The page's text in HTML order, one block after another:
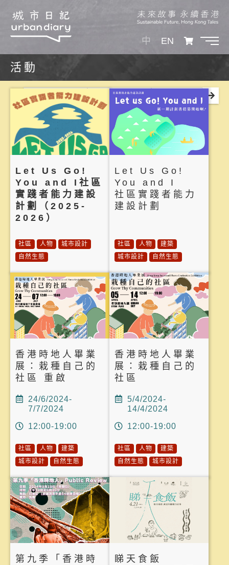
中 EN
活動
分類 專題系列 年份
Let Us Go!
You and I社區
實踐者能力建設
計劃（2025-
2026）
社區 人物
城市設計
自然生態
Let Us Go!
You and I
社區實踐者能力
建設計劃
社區 人物
建築
城市設計
自然生態
香港時地人畢業
展：栽種自己的
社區 重啟
24/6/2024-
7/7/2024
12:00-19:00
社區 人物
建築
城市設計
自然生態
香港時地人畢業
展：栽種自己的
社區
5/4/2024-
14/4/2024
12:00-19:00
社區 人物
建築
自然生態
城市設計
第九季「香港時
睇天食飯